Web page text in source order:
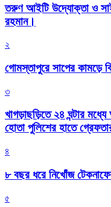
তরুণ আইটি উদ্যোক্তা ও
রহমান।
২
গোমস্তাপুরে সাপের কামড়ে
৩
খাগড়াছড়িতে ২৪ ঘন্টার
হোতা পুলিশের হাতে
৪
৮ বছর ধরে নিখোঁজ
৫